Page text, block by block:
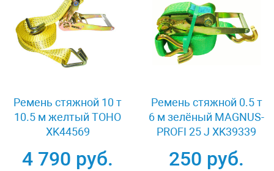
Ремень стяжной 10 т
10.5 м желтый TOHO
XK44569
4 790 руб.
Ремень стяжной 0.5 т
6 м зелёный MAGNUS-
PROFI 25 J XK39339
250 руб.